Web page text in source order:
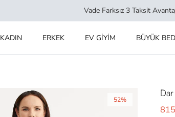
Vade Farksız 3 Taksit
KADIN ERKEK EV GİYİM BÜYÜK
52%